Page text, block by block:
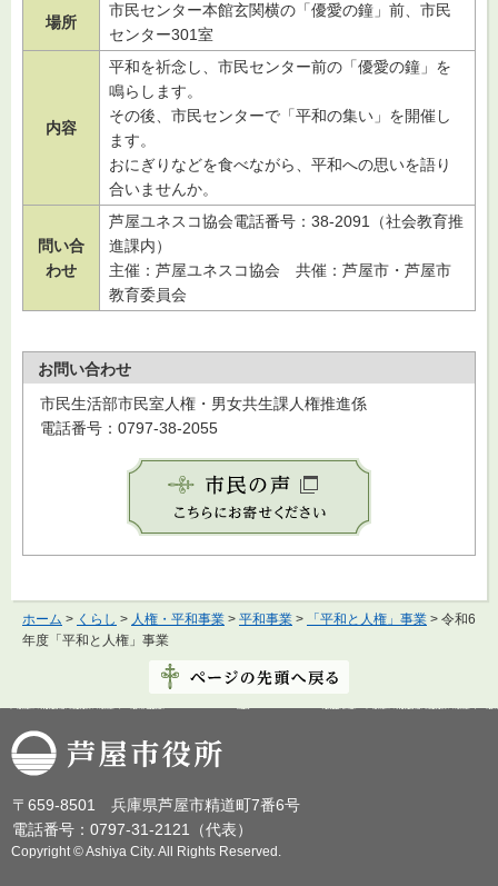
場所
市民センター本館玄関横の「優愛の鐘」前、市民
センター301室
内容
平和を祈念し、市民センター前の「優愛の鐘」を
鳴らします。
その後、市民センターで「平和の集い」を開催し
ます。
おにぎりなどを食べながら、平和への思いを語り
合いませんか。
問い合
わせ
芦屋ユネスコ協会電話番号：38-2091（社会教育推
進課内）
主催：芦屋ユネスコ協会
共催 ：芦屋市・芦屋市
教育委員会
お問い合わせ
市民生活部市民室人権・男女共生課人権推進係
電話番号：0797-38-2055
ホーム > くらし > 人権・平和事業 > 平和事業 > 「平和と人権」事業 > 令和6
年度「平和と人権」事業
芦屋市役所
〒659-8501 兵庫県芦屋市精道町7番6号
電話番号：0797-31-2121（代表）
Copyright © Ashiya City. All Rights Reserved.